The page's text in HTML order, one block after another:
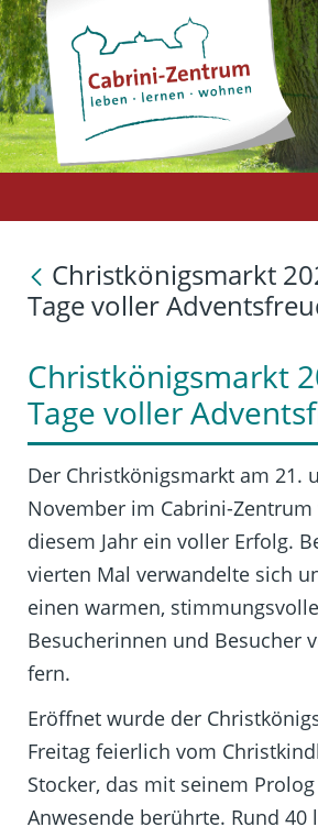
Christkönigsmarkt
Tage voller
Christkönigsmarkt
Tage voller
Der Christkönigsmarkt am 21.
November im Cabrini-
diesem Jahr ein voller Erfolg.
vierten Mal verwandelte sich
einen warmen,
Besucherinnen und Besucher
fern.
Eröffnet wurde der
Freitag feierlich vom
Stocker, das mit seinem
Anwesende berührte. Rund 40